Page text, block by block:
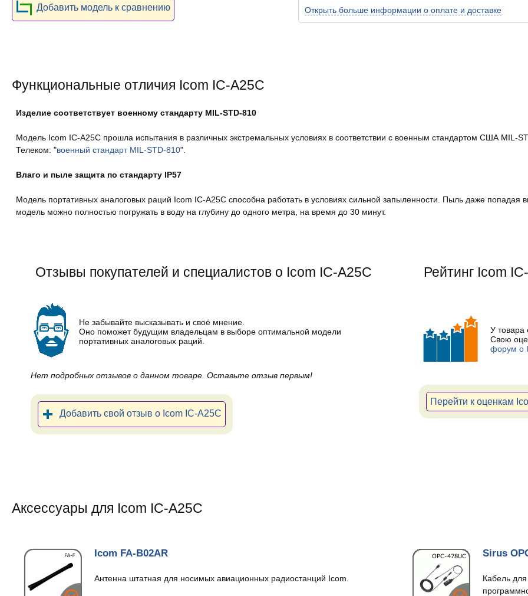
Открыть больше информации о оплате и доставке
Добавить модель к сравнению
Функциональные отличия Icom IC-A25C
Изделие соответствует военному стандарту MIL-STD-810
Модель Icom IC-A25C прошла испытания в различных экстремальных условиях в соответствии с военным стандартом США MIL-
Телеком: "военный стандарт MIL-STD-810".
Влаго и пыле защита по стандарту IP57
Модель портативных аналоговых раций Icom IC-A25C способна работать в условиях сильной запыленности. Пыль даже попадая
модель можно полностью погружать в воду на глубину до одного метра, на время до 30 минут.
Отзывы покупателей и специалистов о Icom IC-A25C
Не забывайте высказывать и своё мнение.
Оно поможет будущим владельцам в выборе оптимальной модели
портативных аналоговых раций.
Нет подробных отзывов о данном товаре. Оставьте отзыв первым!
Добавить свой отзыв о Icom IC-A25C
Рейтинг Icom
У товара
Свою
форум о
Перейти к оценкам
Аксессуары для Icom IC-A25C
Icom FA-B02AR
Антенна штатная для носимых авиационных радиостанций Icom.
Sirus
Кабель